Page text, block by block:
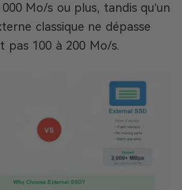
Mo/s ou plus, tandis qu’un
classique ne dépasse
pas 100 à 200 Mo/s.